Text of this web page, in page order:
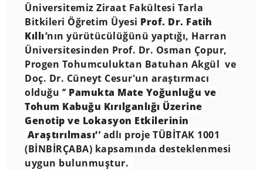
Üniversitemiz Ziraat Fakültesi Tarla
Bitkileri Öğretim Üyesi Prof. Dr. Fatih
Kıllı'nın yürütücülüğünü yaptığı, Harran
Üniversitesinden Prof. Dr. Osman Çopur,
Progen Tohumculuktan Batuhan Akgül ve
Doç. Dr. Cüneyt Cesur'un araştırmacı
olduğu ’’ Pamukta Mate Yoğunluğu ve
Tohum Kabuğu Kırılganlığı Üzerine
Genotip ve Lokasyon Etkilerinin
Araştırılması’’ adlı proje TÜBİTAK 1001
(BİNBİRÇABA) kapsamında desteklenmesi
uygun bulunmuştur.